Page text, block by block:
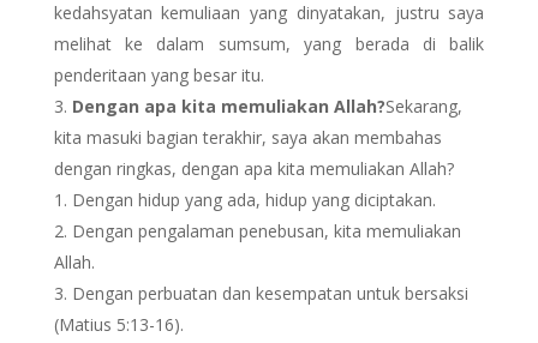
kedahsyatan kemuliaan yang dinyatakan, justru saya
melihat ke dalam sumsum, yang berada di balik
penderitaan yang besar itu.
Dengan apa kita memuliakan Allah?Sekarang,
kita masuki bagian terakhir, saya akan membahas
dengan ringkas, dengan apa kita memuliakan Allah?
Dengan hidup yang ada, hidup yang diciptakan.
Dengan pengalaman penebusan, kita memuliakan
Allah.
Dengan perbuatan dan kesempatan untuk bersaksi
(Matius 5:13-16).